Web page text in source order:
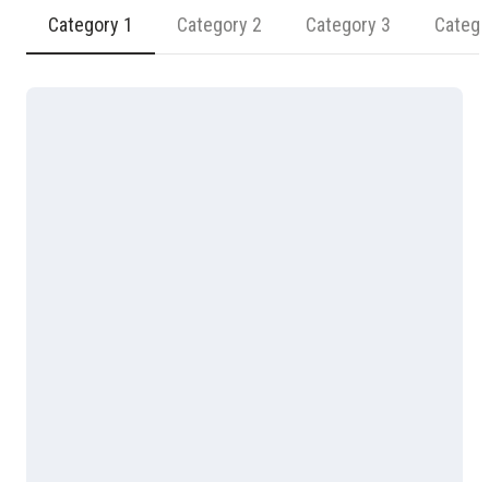
Category 1 Category 2 Category 3